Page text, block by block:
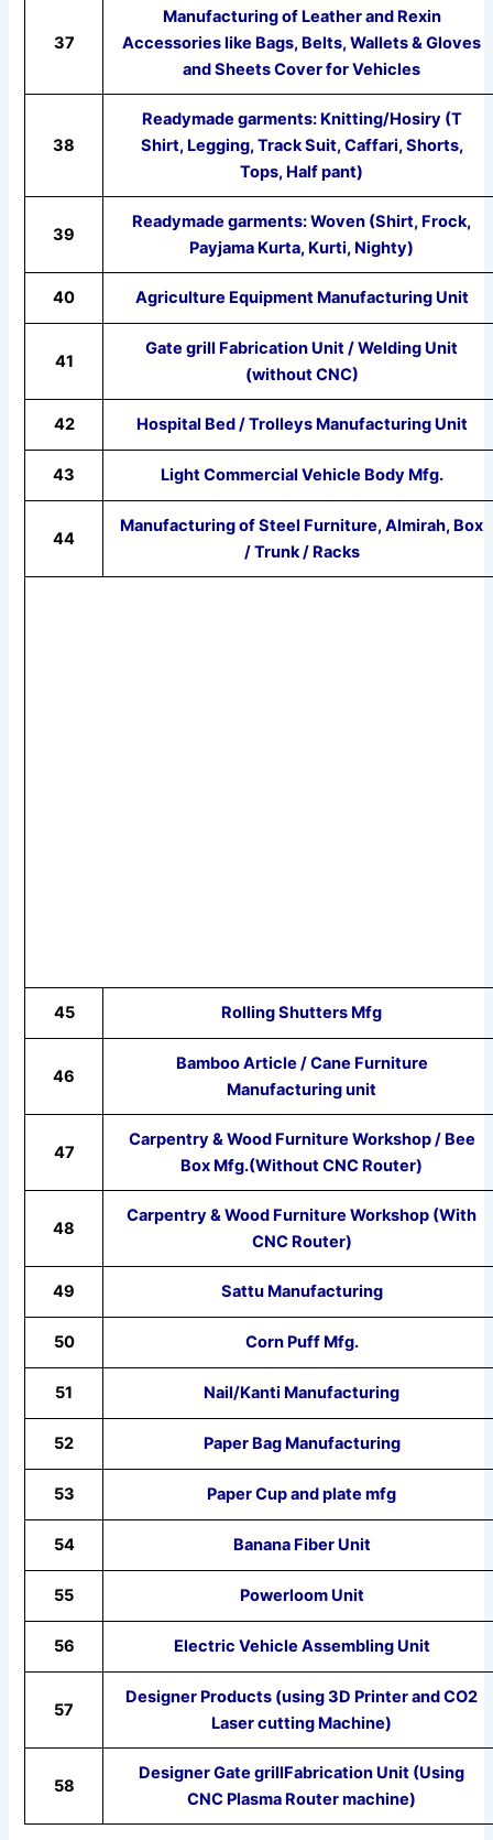
37
Manufacturing of Leather and Rexin
Accessories like Bags, Belts, Wallets & Gloves
and Sheets Cover for Vehicles
38
Readymade garments: Knitting/Hosiry (T
Shirt, Legging, Track Suit, Caffari, Shorts,
Tops, Half pant)
39
Readymade garments: Woven (Shirt, Frock,
Payjama Kurta, Kurti, Nighty)
40 Agriculture Equipment Manufacturing Unit
41
Gate grill Fabrication Unit / Welding Unit
(without CNC)
42 Hospital Bed / Trolleys Manufacturing Unit
43 Light Commercial Vehicle Body Mfg.
44
Manufacturing of Steel Furniture, Almirah, Box
/ Trunk / Racks
45 Rolling Shutters Mfg
46
Bamboo Article / Cane Furniture
Manufacturing unit
47
Carpentry & Wood Furniture Workshop / Bee
Box Mfg.(Without CNC Router)
48
Carpentry & Wood Furniture Workshop (With
CNC Router)
49 Sattu Manufacturing
50 Corn Puff Mfg.
51 Nail/Kanti Manufacturing
52 Paper Bag Manufacturing
53 Paper Cup and plate mfg
54 Banana Fiber Unit
55 Powerloom Unit
56 Electric Vehicle Assembling Unit
57
Designer Products (using 3D Printer and CO2
Laser cutting Machine)
58
Designer Gate grillFabrication Unit (Using
CNC Plasma Router machine)